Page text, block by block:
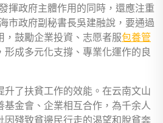
揮政府主體作用的同時，還應注重
市政府副秘書長吳建融說，要通過
鼓勵企業投資、志愿者服包養管
形成多元化支撐、專業化運作的良
升了扶貧工作的效能。在云南文山
基金會、企業相互合作，為千余人